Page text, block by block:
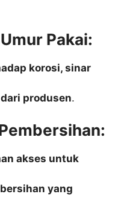
Pakai:
korosi, sinar
produsen.
akses untuk
yang